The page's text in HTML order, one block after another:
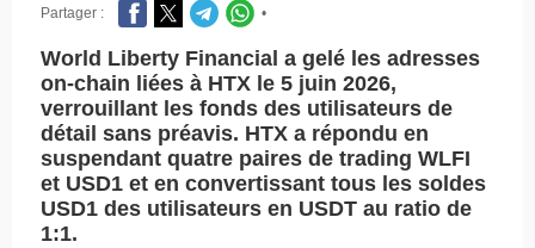
Partager : •
World Liberty Financial a gelé les adresses
on-chain liées à HTX le 5 juin 2026,
verrouillant les fonds des utilisateurs de
détail sans préavis. HTX a répondu en
suspendant quatre paires de trading WLFI
et USD1 et en convertissant tous les soldes
USD1 des utilisateurs en USDT au ratio de
1:1.